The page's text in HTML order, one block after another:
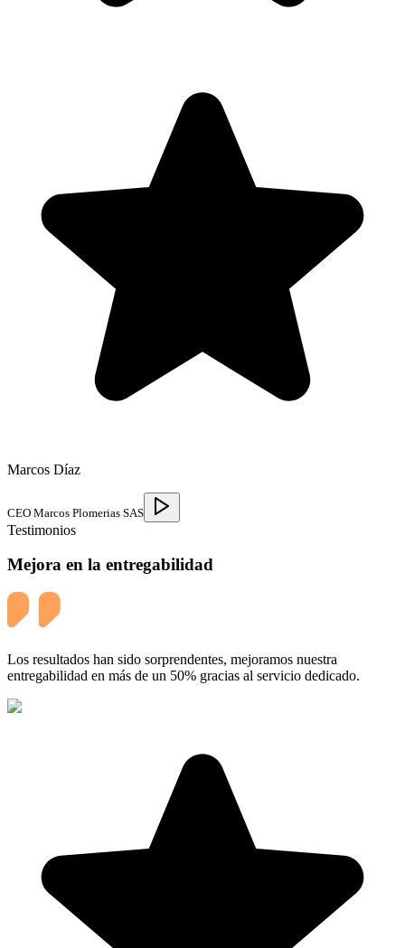
Marcos Díaz
CEO Marcos Plomerias SAS
Testimonios
Mejora en la entregabilidad
Los resultados han sido sorprendentes, mejoramos nuestra
entregabilidad en más de un 50% gracias al servicio dedicado.